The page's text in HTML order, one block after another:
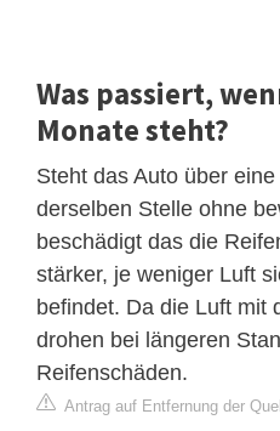
Was passiert,
Monate steht?
Steht das Auto über
derselben Stelle ohne
beschädigt das die
stärker, je weniger Luft
befindet. Da die Luft mit
drohen bei längeren
Reifenschäden.
Antrag auf Entfernung der